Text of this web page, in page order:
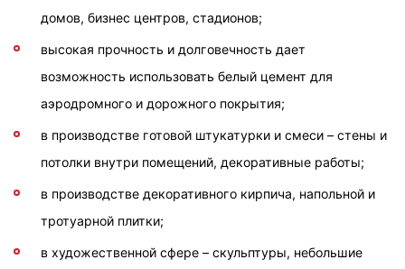
домов, бизнес центров, стадионов;
высокая прочность и долговечность дает
возможность использовать белый цемент для
аэродромного и дорожного покрытия;
в производстве готовой штукатурки и смеси – стены и
потолки внутри помещений, декоративные работы;
в производстве декоративного кирпича, напольной и
тротуарной плитки;
в художественной сфере – скульптуры, небольшие